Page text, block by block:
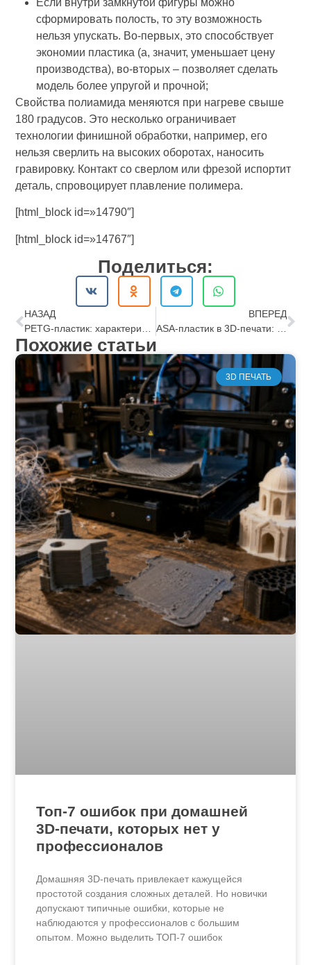
сформировать полость, то эту возможность
нельзя упускать. Во-первых, это способствует
экономии пластика (а, значит, уменьшает цену
производства), во-вторых – позволяет сделать
модель более упругой и прочной;
Свойства полиамида меняются при нагреве свыше
180 градусов. Это несколько ограничивает
технологии финишной обработки, например, его
нельзя сверлить на высоких оборотах, наносить
гравировку. Контакт со сверлом или фрезой испортит
деталь, спровоцирует плавление полимера.
[html_block id=»14790″]
[html_block id=»14767″]
Поделиться:
НАЗАД
ВПЕРЕД
Похожие статьи
3D ПЕЧАТЬ
Топ-7 ошибок при домашней
3D-печати, которых нет у
профессионалов
Домашняя 3D-печать привлекает кажущейся
простотой создания сложных деталей. Но новички
допускают типичные ошибки, которые не
наблюдаются у профессионалов с большим
опытом. Можно выделить ТОП-7 ошибок